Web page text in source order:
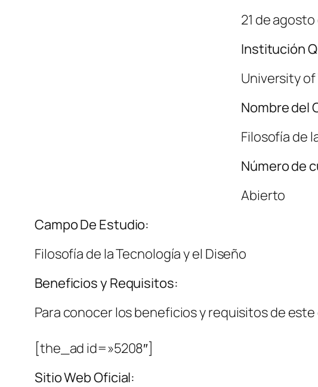
21 de agosto
Institución
University
Nombre del
Filosofía de
Número de
Abierto
Campo De Estudio:
Filosofía de la Tecnología y el Diseño
Beneficios y Requisitos:
Para conocer los beneficios y requisitos de
[the_ad id=»5208″]
Sitio Web Oficial: